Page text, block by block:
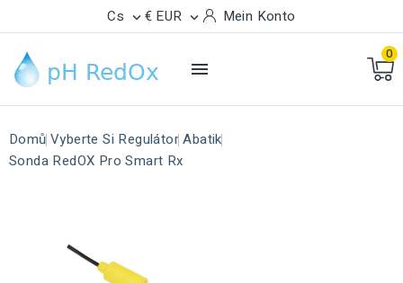
Cs  € EUR  Mein Konto

0
Domů Vyberte Si Regulátor Abatik
Sonda RedOX Pro Smart Rx